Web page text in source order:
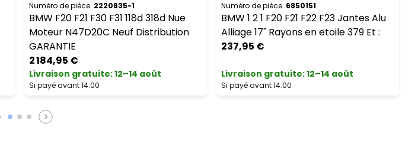
Numéro de pièce. 2220835-1
BMW F20 F21 F30 F31 118d 318d Nue
Moteur N47D20C Neuf Distribution
GARANTIE
2 184,95 €
Livraison gratuite:12–14 août
Si payé avant 14:00
Numéro de pièce. 6850151
BMW 1 2 1 F20 F21 F22 F23 Jantes Alu
Alliage 17" Rayons en etoile 379 Et :
237,95 €
Livraison gratuite:12–14 août
Si payé avant 14:00